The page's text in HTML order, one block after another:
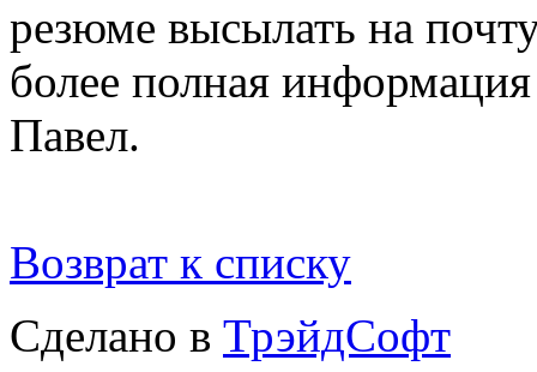
резюме высылать на
более полная
Павел.
Возврат к списку
Сделано в ТрэйдСофт